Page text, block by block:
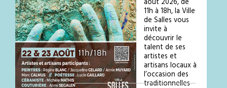
août 2026, de
11h à 18h, la Ville
de Salles vous
invite à
découvrir le
talent de ses
artistes et
artisans locaux à
l’occasion des
traditionnelles